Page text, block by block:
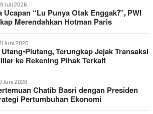
Juli 2026
Ucapan “Lu Punya Otak Enggak?”, PWI
Merendahkan Hotman Paris
Juni 2026
Piutang, Terungkap Jejak Transaksi
ke Rekening Pihak Terkait
Juni 2026
Chatib Basri dengan Presiden
Pertumbuhan Ekonomi